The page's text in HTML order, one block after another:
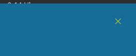
9-14 Uhr